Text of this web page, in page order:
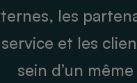
les
et les
sein d’un même